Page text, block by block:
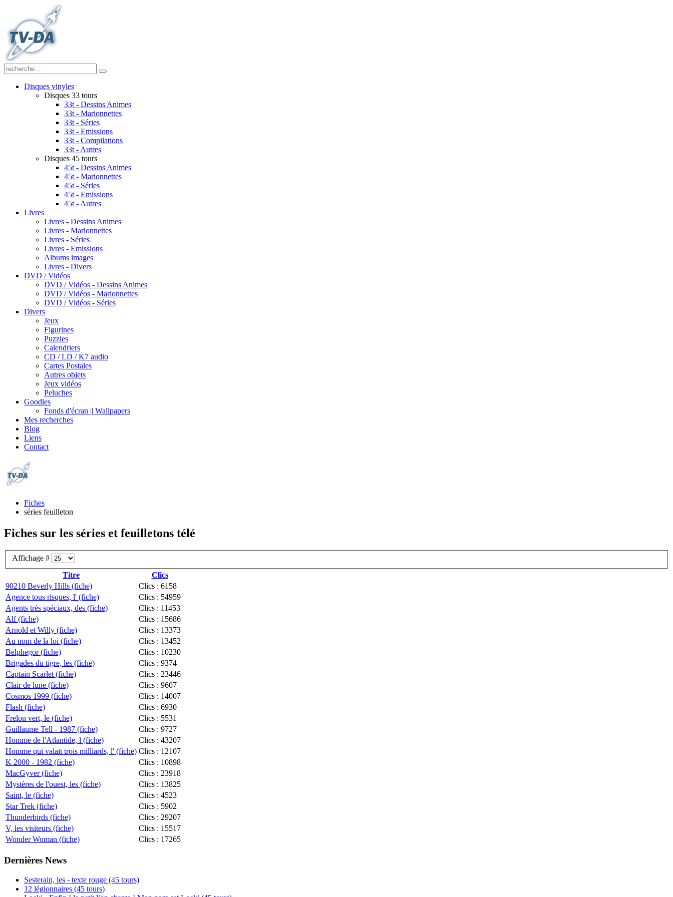
Disques vinyles
Disques 33 tours
33t - Dessins Animes
33t - Marionnettes
33t - Séries
33t - Emissions
33t - Compilations
33t - Autres
Disques 45 tours
45t - Dessins Animes
45t - Marionnettes
45t - Séries
45t - Emissions
45t - Autres
Livres
Livres - Dessins Animes
Livres - Marionnettes
Livres - Séries
Livres - Emissions
Albums images
Livres - Divers
DVD / Vidéos
DVD / Vidéos - Dessins Animes
DVD / Vidéos - Marionnettes
DVD / Vidéos - Séries
Divers
Jeux
Figurines
Puzzles
Calendriers
CD / LD / K7 audio
Cartes Postales
Autres objets
Jeux vidéos
Peluches
Goodies
Fonds d'écran || Wallpapers
Mes recherches
Blog
Liens
Contact
Fiches
séries feuilleton
Fiches sur les séries et feuilletons télé
Affichage #
Titre
Clics
90210 Beverly Hills (fiche)
Clics : 6158
Agence tous risques, l' (fiche)
Clics : 54959
Agents très spéciaux, des (fiche)
Clics : 11453
Alf (fiche)
Clics : 15686
Arnold et Willy (fiche)
Clics : 13373
Au nom de la loi (fiche)
Clics : 13452
Belphegor (fiche)
Clics : 10230
Brigades du tigre, les (fiche)
Clics : 9374
Captain Scarlet (fiche)
Clics : 23446
Clair de lune (fiche)
Clics : 9607
Cosmos 1999 (fiche)
Clics : 14007
Flash (fiche)
Clics : 6930
Frelon vert, le (fiche)
Clics : 5531
Guillaume Tell - 1987 (fiche)
Clics : 9727
Homme de l'Atlantide, l (fiche)
Clics : 43207
Homme qui valait trois milliards, l' (fiche) Clics : 12107
K 2000 - 1982 (fiche)
Clics : 10898
MacGyver (fiche)
Clics : 23918
Mystères de l'ouest, les (fiche)
Clics : 13825
Saint, le (fiche)
Clics : 4523
Star Trek (fiche)
Clics : 5902
Thunderbirds (fiche)
Clics : 29207
V, les visiteurs (fiche)
Clics : 15517
Wonder Woman (fiche)
Clics : 17265
Dernières News
Sesterain, les - texte rouge (45 tours)
12 légionnaires (45 tours)